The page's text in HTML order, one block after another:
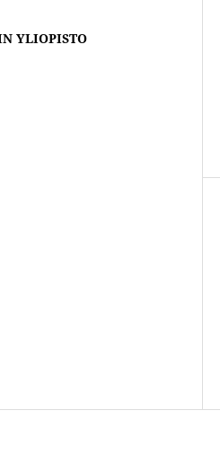
YLIOPISTO